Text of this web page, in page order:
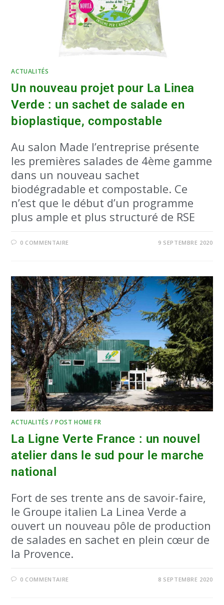
ACTUALITÉS
Un nouveau projet pour La Linea
Verde : un sachet de salade en
bioplastique, compostable
Au salon Made l’entreprise présente
les premières salades de 4ème gamme
dans un nouveau sachet
biodégradable et compostable. Ce
n’est que le début d’un programme
plus ample et plus structuré de RSE
0 COMMENTAIRE 9 SEPTEMBRE 2020
ACTUALITÉS /POST HOME FR
La Ligne Verte France : un nouvel
atelier dans le sud pour le marche
national
Fort de ses trente ans de savoir-faire,
le Groupe italien La Linea Verde a
ouvert un nouveau pôle de production
de salades en sachet en plein cœur de
la Provence.
0 COMMENTAIRE 8 SEPTEMBRE 2020